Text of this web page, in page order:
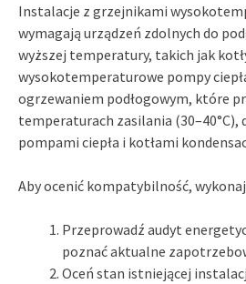
Instalacje z grzejnikami
wymagają urządzeń zdolnych do
wyższej temperatury, takich jak
wysokotemperaturowe pompy
ogrzewaniem podłogowym, które
temperaturach zasilania (30–40°C),
pompami ciepła i kotłami
Aby ocenić kompatybilność,
Przeprowadź audyt
poznać aktualne
Oceń stan istniejącej